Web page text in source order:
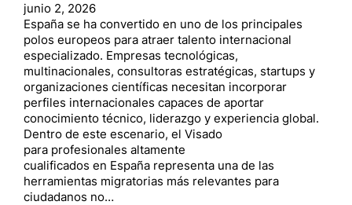
junio 2, 2026
España se ha convertido en uno de los principales
polos europeos para atraer talento internacional
especializado. Empresas tecnológicas,
multinacionales, consultoras estratégicas, startups y
organizaciones científicas necesitan incorporar
perfiles internacionales capaces de aportar
conocimiento técnico, liderazgo y experiencia global.
Dentro de este escenario, el Visado
para profesionales altamente
cualificados en España representa una de las
herramientas migratorias más relevantes para
ciudadanos no…